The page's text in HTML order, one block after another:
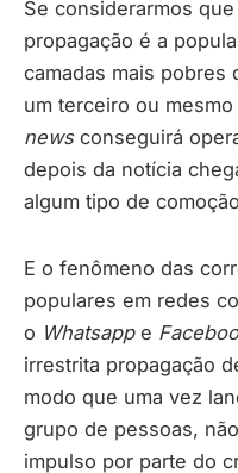
Se considerarmos
propagação é a
camadas mais pobres
um terceiro ou
news conseguirá
depois da notícia
algum tipo de
E o fenômeno das
populares em redes
o Whatsappe
irrestrita propagação
modo que uma vez
grupo de pessoas,
impulso por parte do